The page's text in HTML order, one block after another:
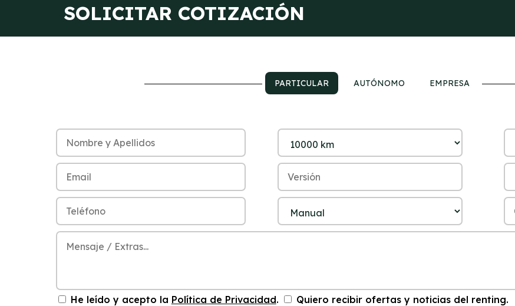
SOLICITAR COTIZACIÓN
PARTICULAR AUTÓNOMO EMPRESA
He leído y acepto la Política de Privacidad. Quiero recibir ofertas y noticias del renting.